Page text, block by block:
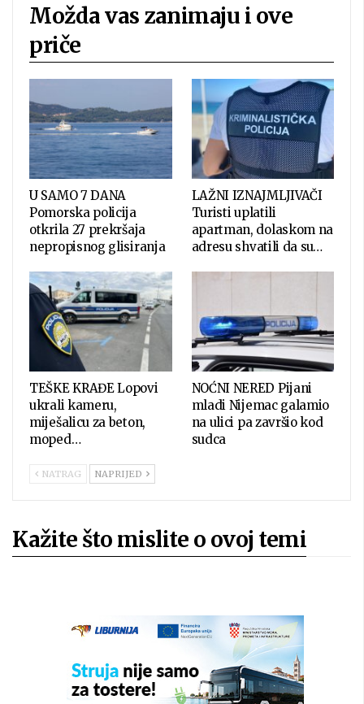
Možda vas zanimaju i ove
priče
U SAMO 7 DANA
Pomorska policija
otkrila 27 prekršaja
nepropisnog glisiranja
LAŽNI IZNAJMLJIVAČI
Turisti uplatili
apartman, dolaskom na
adresu shvatili da su…
TEŠKE KRAĐE Lopovi
ukrali kameru,
miješalicu za beton,
moped…
NOĆNI NERED Pijani
mladi Nijemac galamio
na ulici pa završio kod
sudca
NATRAG NAPRIJED
Kažite što mislite o ovoj temi